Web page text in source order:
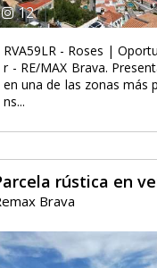
12
RVA59LR - Roses |
r - RE/MAX Brava.
en una de las zonas más
ns...
rústica en
Brava